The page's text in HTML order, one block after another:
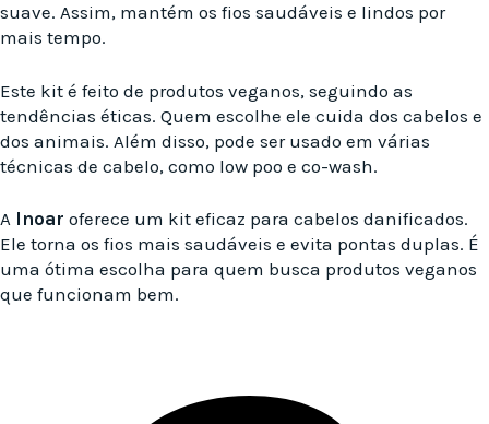
suave. Assim, mantém os fios saudáveis e lindos por
mais tempo.
Este kit é feito de produtos veganos, seguindo as
tendências éticas. Quem escolhe ele cuida dos cabelos e
dos animais. Além disso, pode ser usado em várias
técnicas de cabelo, como low poo e co-wash.
A Inoar oferece um kit eficaz para cabelos danificados.
Ele torna os fios mais saudáveis e evita pontas duplas. É
uma ótima escolha para quem busca produtos veganos
que funcionam bem.